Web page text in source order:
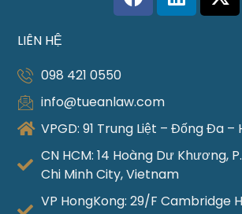
LIÊN HỆ
098 421 0550
info@tueanlaw.com
VPGD: 91 Trung Liệt – Đống Đa –
CN HCM: 14 Hoàng Dư Khương,
Chi Minh City, Vietnam
VP HongKong: 29/F Cambridge